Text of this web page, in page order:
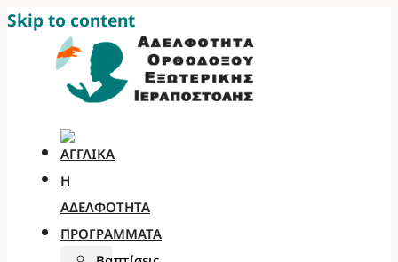
Skip to content
Η
ΑΔΕΛΦΌΤΗΤΑ
ΠΡΟΓΡΆΜΜΑΤΑ